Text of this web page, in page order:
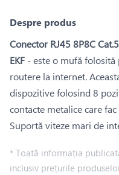
Despre produs
Conector RJ45 8P8C
EKF - este o mufă folosită
routere la internet.
dispozitive folosind 8
contacte metalice care
Suportă viteze mari de
* Toată informația
inclusiv prețurile